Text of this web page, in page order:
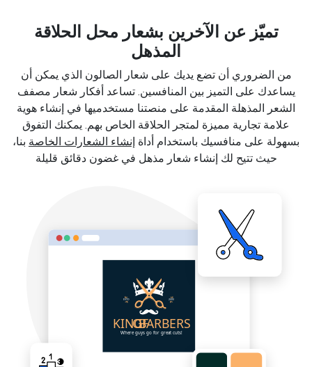
تميّز عن الآخرين بشعار محل الحلاقة
المذهل
من الضروري أن تضع يديك على شعار الصالون الذي يمكن أن
يساعدك على التميز بين المنافسين. تساعد أفكار شعار مصفف
الشعر المذهلة المقدمة على منصتنا مستخدميها في إنشاء هوية
علامة تجارية مميزة لمتجر الحلاقة الخاص بهم. يمكنك التفوق
بسهولة على منافسيك باستخدام أداة إنشاء الشعارات الخاصة بنا،
حيث تتيح لك إنشاء شعار مذهل في غضون دقائق قليلة